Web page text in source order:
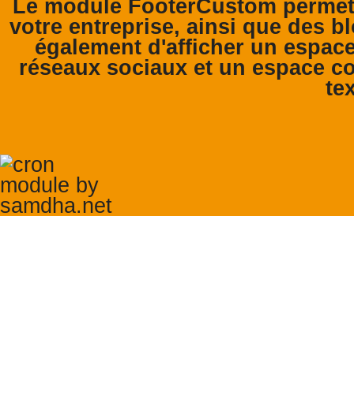
Le module FooterCustom
votre entreprise, ainsi que des
également d'afficher un
réseaux sociaux et un espace